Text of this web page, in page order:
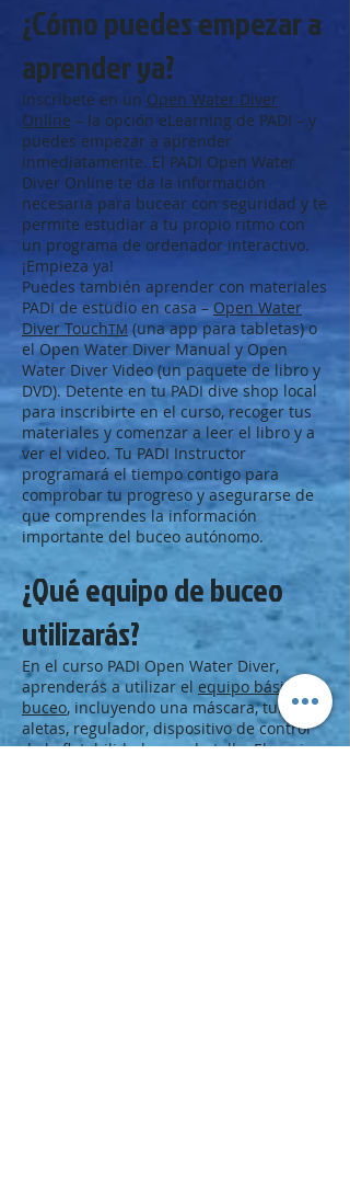
¿Cómo puedes empezar a
aprender ya?
Inscríbete en un Open Water Diver
Online – la opción eLearning de PADI – y
puedes empezar a aprender
inmediatamente. El PADI Open Water
Diver Online te da la información
necesaria para bucear con seguridad y te
permite estudiar a tu propio ritmo con
un programa de ordenador interactivo.
¡Empieza ya!
Puedes también aprender con materiales
PADI de estudio en casa –Open Water
Diver TouchTM (una app para tabletas) o
el Open Water Diver Manual y Open
Water Diver Video (un paquete de libro y
DVD). Detente en tu PADI dive shop local
para inscribirte en el curso, recoger tus
materiales y comenzar a leer el libro y a
ver el video. Tu PADI Instructor
programará el tiempo contigo para
comprobar tu progreso y asegurarse de
que comprendes la información
importante del buceo autónomo.
¿Qué equipo de buceo
utilizarás?
En el curso PADI Open Water Diver,
aprenderás a utilizar el equipo básico de
buceo, incluyendo una máscara, tubo,
aletas, regulador, dispositivo de control
de la flotabilidad y una botella. El equipo